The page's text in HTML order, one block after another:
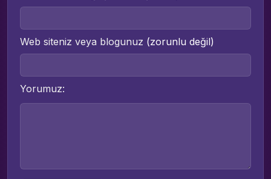
Web siteniz veya blogunuz (zorunlu değil)
Yorumuz: